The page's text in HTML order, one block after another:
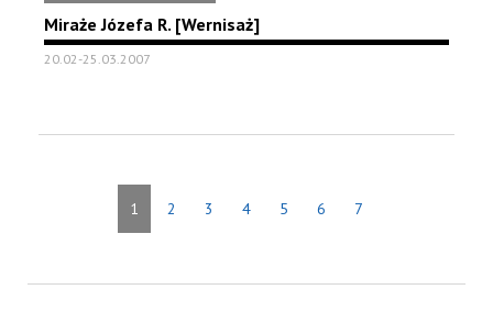
Miraże Józefa R. [Wernisaż]
20.02-25.03.2007
1 2 3 4 5 6 7